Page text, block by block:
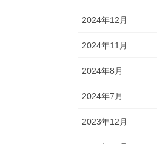
2024年12月
2024年11月
2024年8月
2024年7月
2023年12月